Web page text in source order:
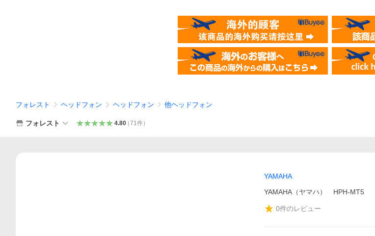
フォレスト ヘッドフォン ヘッドフォン 他ヘッドフォン
フォレスト 4.80（71件）
YAMAHA
YAMAHA（ヤマハ） HPH-MT5
0件のレビュー